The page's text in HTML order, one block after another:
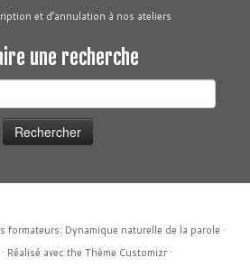
et d’annulation à nos ateliers
une recherche
formateurs: Dynamique naturelle de la parole ·
· Réalisé avec the Thème Customizr·